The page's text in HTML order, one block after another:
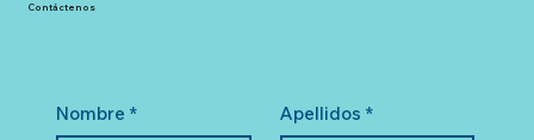
Nombre * Apellidos *
Contáctenos